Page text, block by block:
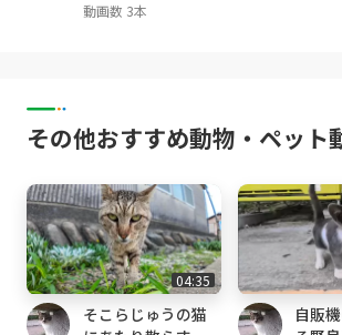
しぴ Chipie (グレートラ light gray tabby, femal
まや Maya (茶白 red tabby and white, Male ♂;
April,2016-)
ed, male ♂ ;January 16, 2017-)
める Mer (アビシニアン ルディ Abyssinian Ru
ddy, male ♂ ;January 16, 2017-)
らな Lana (サビ猫 tortoiseshell cat, female
♀; July, 2017- )
アリス Alice (スコティッシュ・フォ
動画数 3本
その他おすすめ動物・ペット
04:35
そこらじゅうの猫
自販